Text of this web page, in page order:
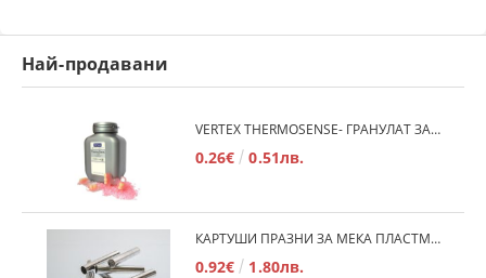
Най-продавани
VERTEX THERMOSENSE- ГРАНУЛАТ ЗА МЕКИ ПРОТЕЗИ
0.26€ 0.51лв.
КАРТУШИ ПРАЗНИ ЗА МЕКА ПЛАСТМАСА
0.92€ 1.80лв.